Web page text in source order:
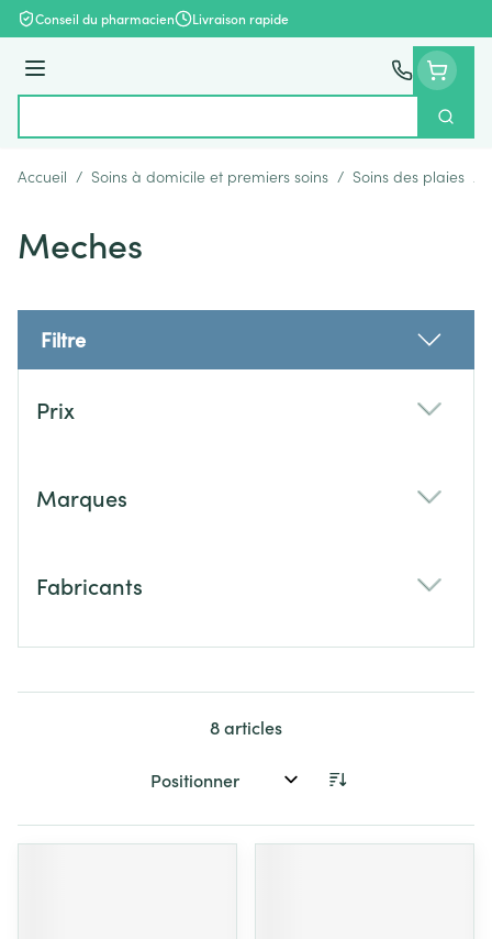
Aller au contenu
Conseil du pharmacien Livraison rapide
Menu
Accueil / Soins à domicile et premiers soins / Soins des plaies /
Meches
Filtre
Prix
Marques
Fabricants
8articles
Trier par: